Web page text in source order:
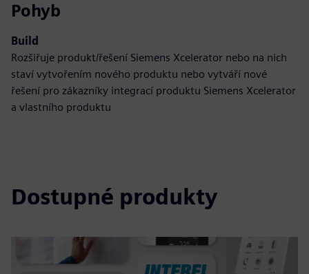
Pohyb
Build
Rozšiřuje produkt/řešení Siemens Xcelerator nebo na nich
staví vytvořením nového produktu nebo vytváří nové
řešení pro zákazníky integrací produktu Siemens Xcelerator
a vlastního produktu
Dostupné produkty